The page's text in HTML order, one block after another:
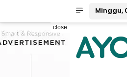
Minggu,
close